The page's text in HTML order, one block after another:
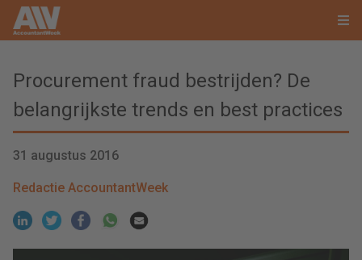
Procurement fraud bestrijden? De
belangrijkste trends en best practices
31 augustus 2016
Redactie AccountantWeek